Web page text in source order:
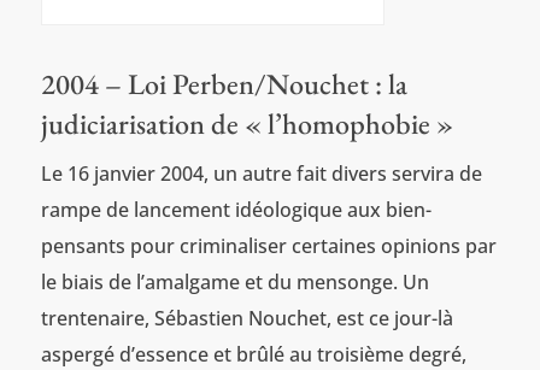
2004 – Loi Perben/Nouchet : la
judiciarisation de « l’homophobie »
Le 16 janvier 2004, un autre fait divers servira de
rampe de lancement idéologique aux bien-
pensants pour criminaliser certaines opinions par
le biais de l’amalgame et du mensonge. Un
trentenaire, Sébastien Nouchet, est ce jour-là
aspergé d’essence et brûlé au troisième degré,